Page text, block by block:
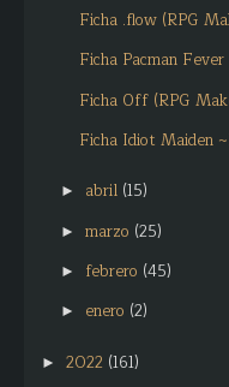
Ficha .flow (RPG
Ficha Pacman
Ficha Off (RPG
Ficha Idiot Maiden
► abril (15)
► marzo (25)
► febrero (45)
► enero (2)
► 2022 (161)